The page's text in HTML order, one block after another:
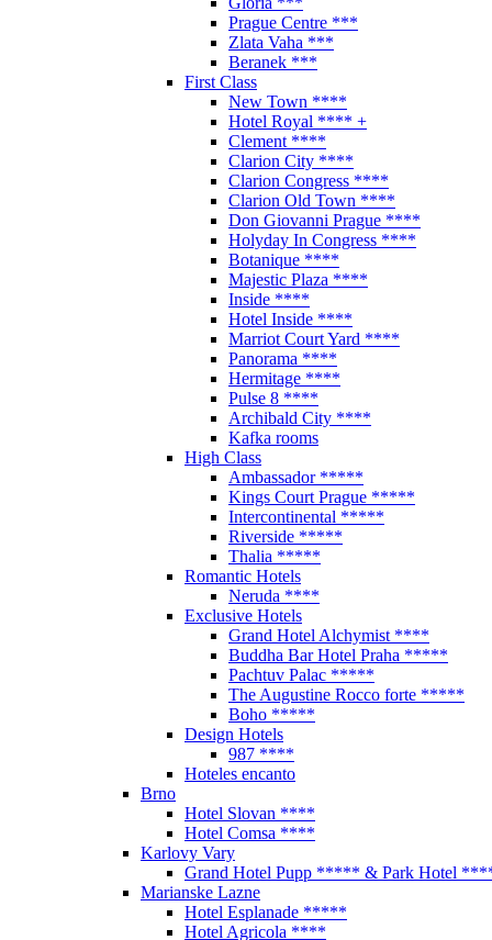
Prague Centre ***
Zlata Vaha ***
Beranek ***
First Class
New Town ****
Hotel Royal **** +
Clement ****
Clarion City ****
Clarion Congress ****
Clarion Old Town ****
Don Giovanni Prague ****
Holyday In Congress ****
Botanique ****
Majestic Plaza ****
Inside ****
Hotel Inside ****
Marriot Court Yard ****
Panorama ****
Hermitage ****
Pulse 8 ****
Archibald City ****
Kafka rooms
High Class
Ambassador *****
Kings Court Prague *****
Intercontinental *****
Riverside *****
Thalia *****
Romantic Hotels
Neruda ****
Exclusive Hotels
Grand Hotel Alchymist ****
Buddha Bar Hotel Praha *****
Pachtuv Palac *****
The Augustine Rocco forte *****
Boho *****
Design Hotels
987 ****
Hoteles encanto
Brno
Hotel Slovan ****
Hotel Comsa ****
Karlovy Vary
Grand Hotel Pupp ***** & Park Hotel
Marianske Lazne
Hotel Esplanade *****
Hotel Agricola ****